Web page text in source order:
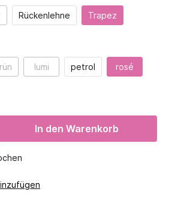
Rückenlehne Trapez
lumi petrol rosé
In den Warenkorb